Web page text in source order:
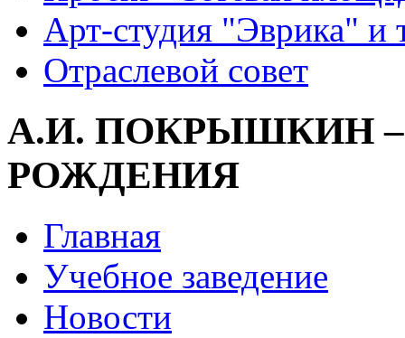
Арт-студия "Эврика" и
Отраслевой совет
А.И. ПОКРЫШКИН –
РОЖДЕНИЯ
Главная
Учебное заведение
Новости